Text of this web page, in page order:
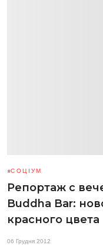
СОЦІУМ
Репортаж с
Buddha Bar:
красного цвета
06 Грудня 2012